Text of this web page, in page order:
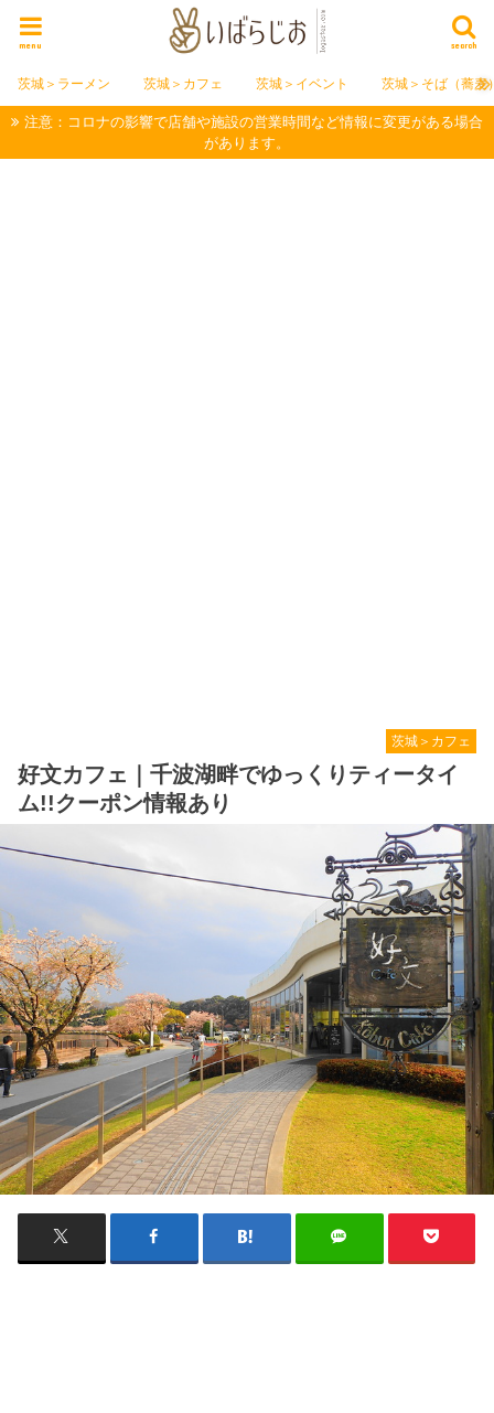
search
menu
茨城＞ラーメン 茨城＞カフェ 茨城＞イベント 茨城＞そば（蕎麦
注意：コロナの影響で店舗や施設の営業時間など情報に変更がある場合
があります。
茨城＞カフェ
好文カフェ｜千波湖畔でゆっくりティータイ
ム!!クーポン情報あり